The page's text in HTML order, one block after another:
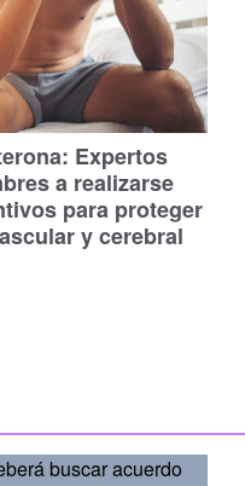
Expertos
a realizarse
para proteger
y cerebral